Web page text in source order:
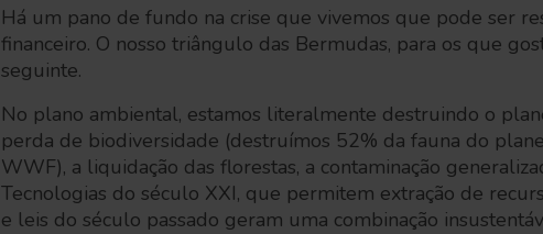
Há um pano de fundo na crise que vivemos que pode ser
financeiro. O nosso triângulo das Bermudas, para os que
seguinte.
No plano ambiental, estamos literalmente destruindo o
perda de biodiversidade (destruímos 52% da fauna do
WWF), a liquidação das florestas, a contaminação
Tecnologias do século XXI, que permitem extração de
e leis do século passado geram uma combinação